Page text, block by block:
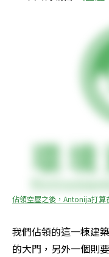
佔領空屋之後，Antonija打算
我們佔領的這一棟建
的大門，另外一個則